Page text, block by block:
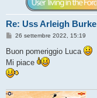
Re: Uss Arleigh Burke
M
s
s
a
g
g
o
26 settembre 2022, 15:19
Buon pomeriggio Luca
Mi piace